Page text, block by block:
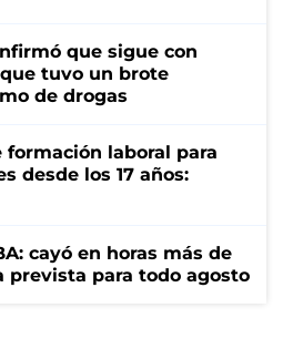
que sigue con
tuvo un brote
de drogas
laboral para
desde los 17 años:
cayó en horas más de
prevista para todo agosto